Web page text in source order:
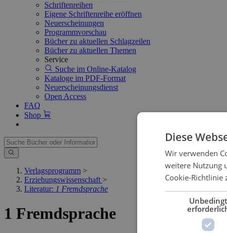
Schriftenreihen
Eigene Schriftenreihe eröffnen
Neuerscheinungen
Programmvorschau
Bücher zu aktuellen Schlagzeilen
Bücher zu aktuellen Themen
Service
Suche im Online-Katalog
Kataloge im PDF-Format
Neuerscheinungsdienst
Open Access
FAQ
Shop
Verlagsprogramm >
Erziehungswissenschaft >
Literatur: 1 Fremdsprache
1 Fremdsprache
Diese
Wir verwenden
weitere Nutzung
Cookie-Richtlinie
Unbedingt